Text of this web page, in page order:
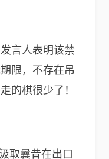
言人表明该禁
限，不存在吊
的棋很少了！
取曩昔在出口